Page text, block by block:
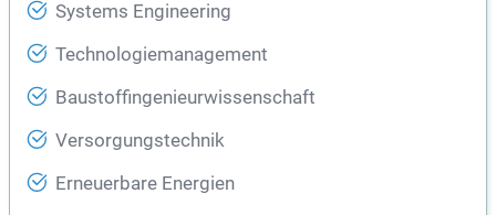
Systems Engineering
Technologiemanagement
Baustoffingenieurwissenschaft
Versorgungstechnik
Erneuerbare Energien